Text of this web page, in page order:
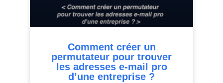
Comment créer un
permutateur pour trouver
les adresses e-mail pro
d’une entreprise ?